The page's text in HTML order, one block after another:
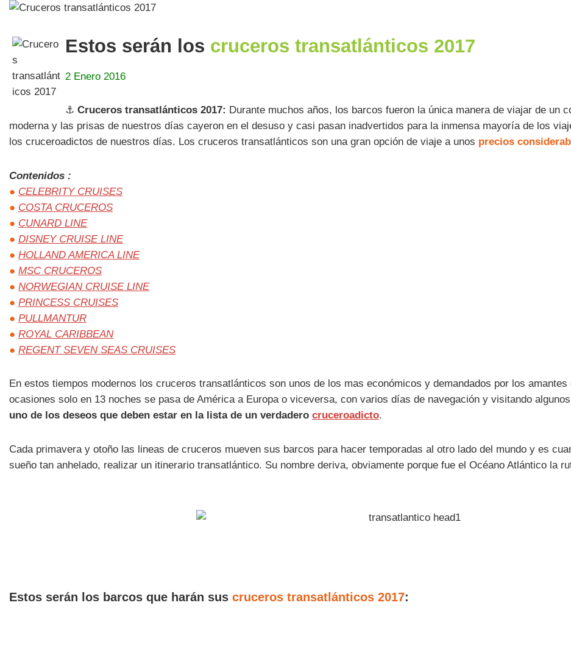
Estos serán los cruceros transatlánticos 2017
2 Enero 2016
⚓ Cruceros transatlánticos 2017: Durante muchos años, los barcos fueron la única manera de viajar de un
moderna y las prisas de nuestros días cayeron en el desuso y casi pasan inadvertidos para la inmensa mayoría de los
los cruceroadictos de nuestros días. Los cruceros transatlánticos son una gran opción de viaje a unos precios
Contenidos :
● CELEBRITY CRUISES
● COSTA CRUCEROS
● CUNARD LINE
● DISNEY CRUISE LINE
● HOLLAND AMERICA LINE
● MSC CRUCEROS
● NORWEGIAN CRUISE LINE
● PRINCESS CRUISES
● PULLMANTUR
● ROYAL CARIBBEAN
● REGENT SEVEN SEAS CRUISES
En estos tiempos modernos los cruceros transatlánticos son unos de los mas económicos y demandados por los
ocasiones solo en 13 noches se pasa de América a Europa o viceversa, con varios días de navegación y visitando algunos
uno de los deseos que deben estar en la lista de un verdadero cruceroadicto.
Cada primavera y otoño las lineas de cruceros mueven sus barcos para hacer temporadas al otro lado del mundo y es
sueño tan anhelado, realizar un itinerario transatlántico. Su nombre deriva, obviamente porque fue el Océano Atlántico la
Estos serán los barcos que harán sus cruceros transatlánticos 2017: